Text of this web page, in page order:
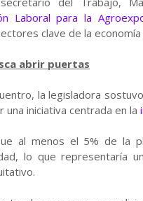
Laboral para la
clave de la economía
abrir puertas
la legisladora
iniciativa centrada en la
al menos el 5% de la
lo que representaría